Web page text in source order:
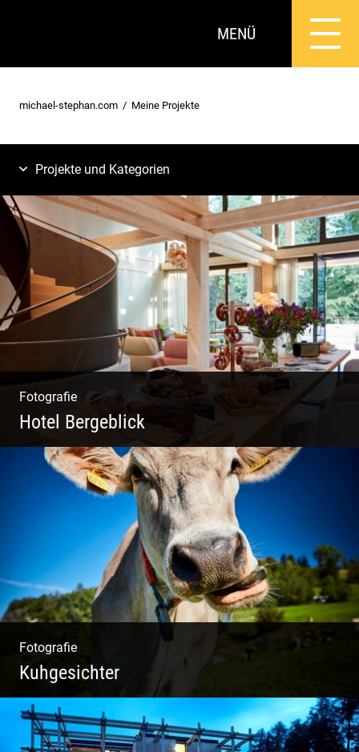
MENÜ
michael-stephan.com Meine Projekte
Projekte und Kategorien
Fotografie
Hotel Bergeblick
Zweites Shooting für das Designhotel in Bad
Fotografie
Kuhgesichter
Kuhportraits